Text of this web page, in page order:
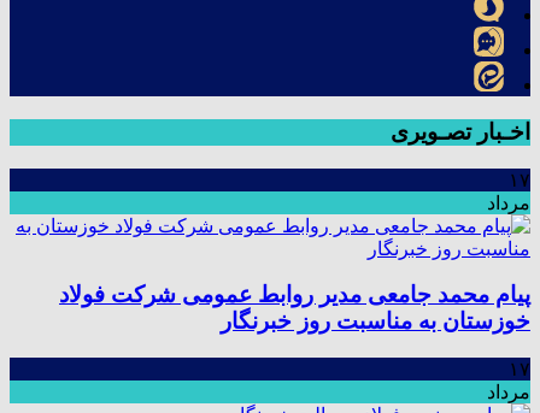
اخـبار تصـویری
۱۷
مرداد
پیام محمد جامعی مدیر روابط عمومی شرکت فولاد
خوزستان به مناسبت روز خبرنگار
۱۷
مرداد